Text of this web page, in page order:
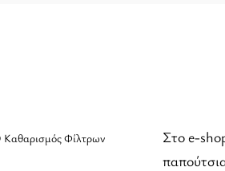
Καθαρισμός Φίλτρων
Στο e-